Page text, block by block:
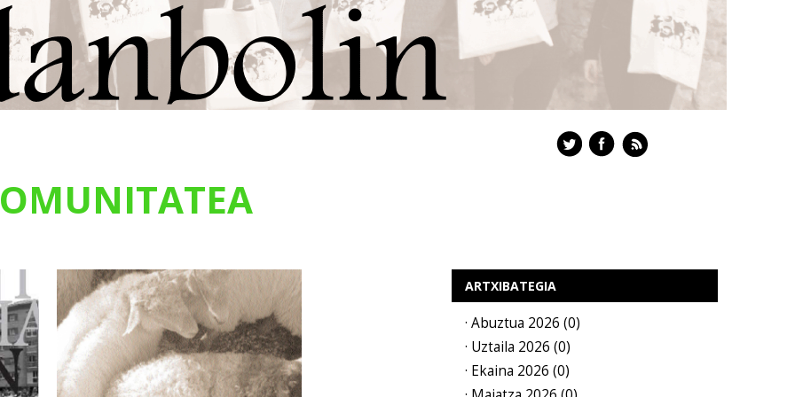
ARTXIBATEGIA
· Abuztua 2026 (0)
· Uztaila 2026 (0)
· Ekaina 2026 (0)